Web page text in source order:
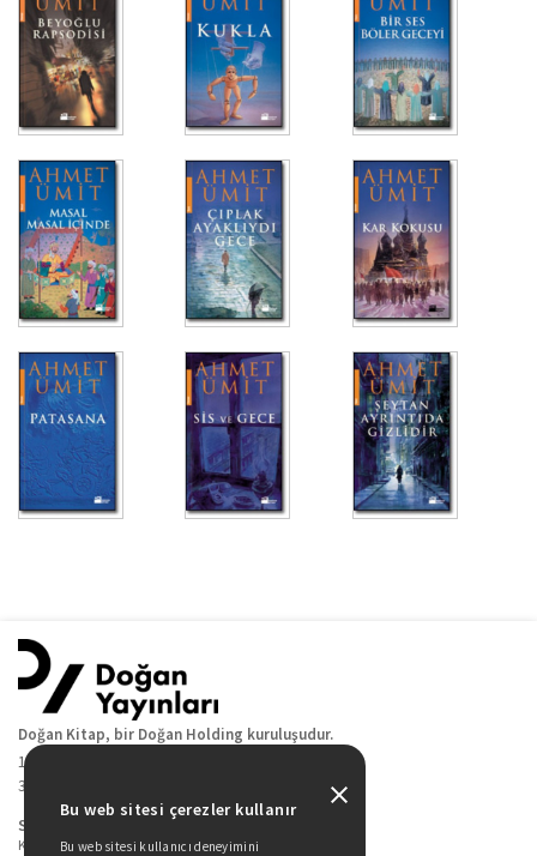
Doğan Kitap, bir Doğan Holding kuruluşudur.
19 Mayıs Cad. Golden Plaza No:1 Kat:10
34360 / Şişli / İstanbul
Sitede Yer Alan Sayfalar
Kitaplarımız
Bu web sitesi çerezler kullanır
Bu web sitesi kullanıcı deneyimini